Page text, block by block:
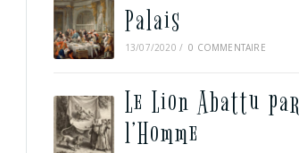
Palais
13/07/2020 / 0 COMMENTAIRE
Le Lion Abattu par
l’Homme